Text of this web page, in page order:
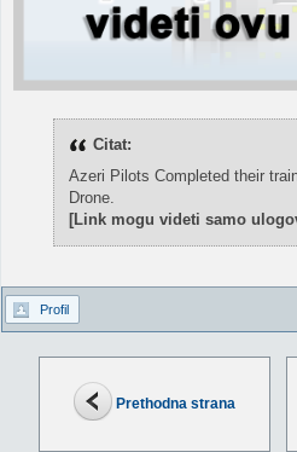
Prethodna strana
Citat:
Azeri Pilots Completed their
Drone.
[Link mogu videti samo
Profil